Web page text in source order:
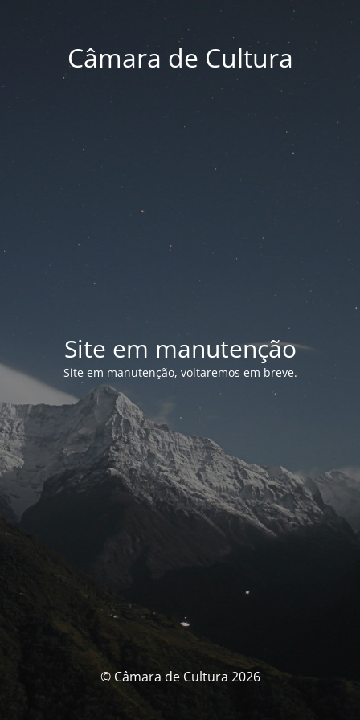
Câmara de Cultura
Site em manutenção
Site em manutenção, voltaremos em breve.
© Câmara de Cultura 2026